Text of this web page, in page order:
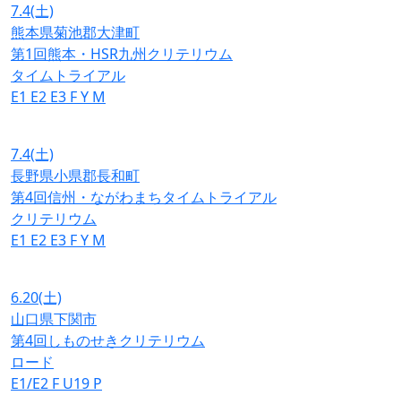
7.4(土)
熊本県菊池郡大津町
第1回熊本・HSR九州クリテリウム
タイムトライアル
E1 E2 E3 FY M
7.4(土)
長野県小県郡長和町
第4回信州・ながわまちタイムトライアル
クリテリウム
E1 E2 E3 FY M
6.20(土)
山口県下関市
第4回しものせきクリテリウム
ロード
E1/E2 F U19 P